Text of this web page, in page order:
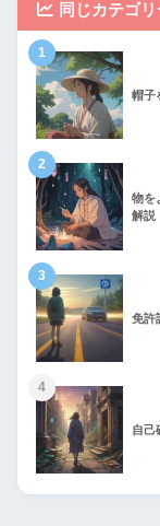
同じカテゴ
1
帽子
2
物を
解説
3
免許
4
自己